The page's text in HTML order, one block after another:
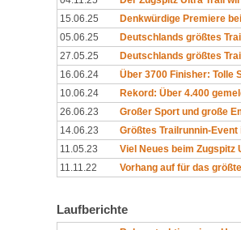
15.06.25
Denkwürdige Premiere
05.06.25
Deutschlands größtes
27.05.25
Deutschlands größtes
16.06.24
Über 3700 Finisher: Tolle
10.06.24
Rekord: Über 4.400
26.06.23
Großer Sport und große
14.06.23
Größtes Trailrunnin-
11.05.23
Viel Neues beim Zugspitz
11.11.22
Vorhang auf für das
Laufberichte